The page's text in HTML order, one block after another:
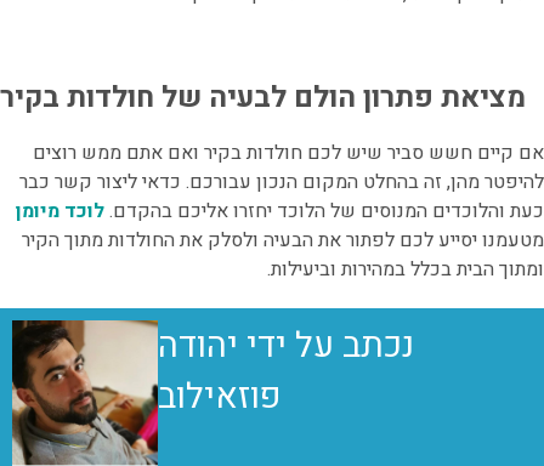
מציאת פתרון הולם לבעיה של חולדות בקיר
אם קיים חשש סביר שיש לכם חולדות בקיר ואם אתם ממש רוצים
להיפטר מהן, זה בהחלט המקום הנכון עבורכם. כדאי ליצור קשר כבר
כעת והלוכדים המנוסים של הלוכד יחזרו אליכם בהקדם.לוכד מיומן
מטעמנו יסייע לכם לפתור את הבעיה ולסלק את החולדות מתוך הקיר
ומתוך הבית בכלל במהירות וביעילות.
נכתב על ידי יהודה
פוזאילוב